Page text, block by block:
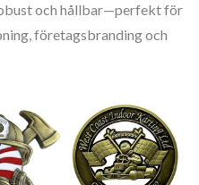
och hållbar—perfekt för
företagsbranding och